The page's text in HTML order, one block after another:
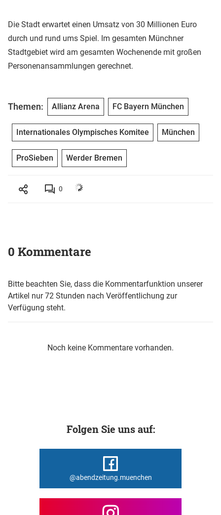
Die Stadt erwartet einen Umsatz von 30 Millionen Euro
durch und rund ums Spiel. Im gesamten Münchner
Stadtgebiet wird am gesamten Wochenende mit großen
Personenansammlungen gerechnet.
Themen: Allianz Arena FC Bayern München
Internationales Olympisches Komitee München
ProSieben Werder Bremen
0
0 Kommentare
Bitte beachten Sie, dass die Kommentarfunktion unserer
Artikel nur 72 Stunden nach Veröffentlichung zur
Verfügung steht.
Noch keine Kommentare vorhanden.
Folgen Sie uns auf:
@abendzeitung.muenchen